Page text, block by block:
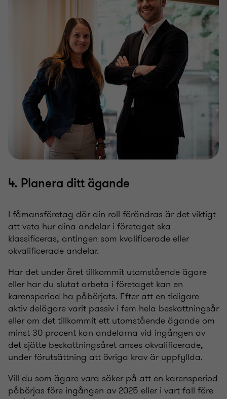
4. Planera ditt ägande
I fåmansföretag där din roll förändras är det viktigt
att veta hur dina andelar i företaget ska
klassificeras, antingen som kvalificerade eller
okvalificerade andelar.
Har det under året tillkommit utomstående ägare
eller har du slutat arbeta i företaget kan en
karensperiod ha påbörjats. Efter att en tidigare
aktiv delägare varit passiv i fem hela beskattningsår
eller om det tillkommit ett utomstående ägande om
minst 30 procent kan andelarna vid ingången av
det sjätte beskattningsåret anses okvalificerade,
under förutsättning att övriga krav är uppfyllda.
Vill du som ägare vara säker på att en karensperiod
påbörjas före ingången av 2025 eller i vart fall före